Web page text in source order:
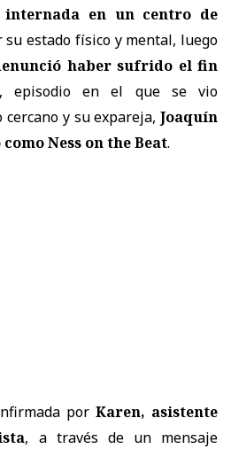
internada en un centro de
su estado físico y mental, luego
haber sufrido el fin
episodio en el que se vio
y su expareja, Joaquín
Ness on the Beat.
por Karen, asistente
, a través de un mensaje